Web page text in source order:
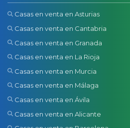
Casas en venta en Asturias
Casas en venta en Cantabria
Casas en venta en Granada
Casas en venta en La Rioja
Casas en venta en Murcia
Casas en venta en Málaga
Casas en venta en Ávila
Casas en venta en Alicante